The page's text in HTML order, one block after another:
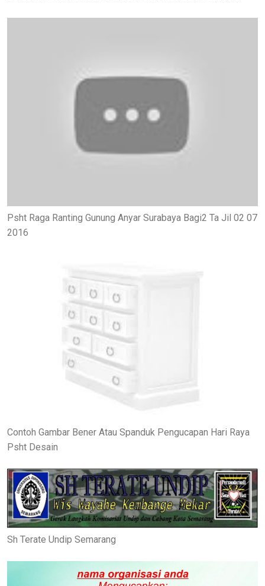
Psht Raga Ranting Gunung Anyar Surabaya Bagi2 Ta Jil 02 07
2016
Contoh Gambar Bener Atau Spanduk Pengucapan Hari Raya
Psht Desain
Sh Terate Undip Semarang